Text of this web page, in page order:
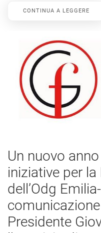
CONTINUA A LEGGERE
Un nuovo
iniziative per
dell’Odg
Presidente